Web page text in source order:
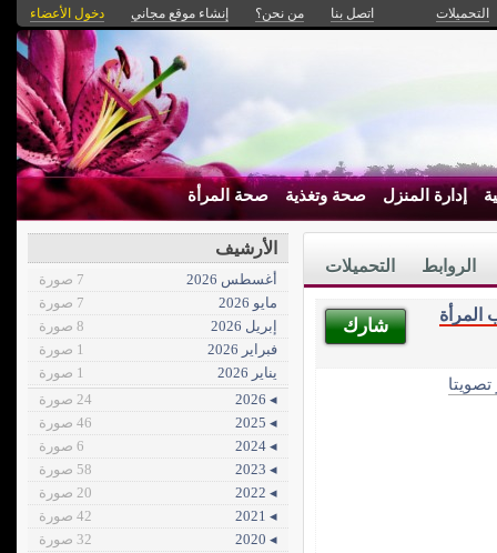
التحميلات اتصل بنا من نحن؟ إنشاء موقع مجاني دخول الأعضاء
إدارة المنزل صحة وتغذية صحة المرأة
التحميلات الروابط
شارك
تصويتا
الأرشيف
أغسطس 2026
7 صورة
مايو 2026
7 صورة
إبريل 2026
8 صورة
فبراير 2026
1 صورة
يناير 2026
1 صورة
◂ 2026
24 صورة
◂ 2025
46 صورة
◂ 2024
6 صورة
◂ 2023
58 صورة
◂ 2022
20 صورة
◂ 2021
42 صورة
◂ 2020
32 صورة